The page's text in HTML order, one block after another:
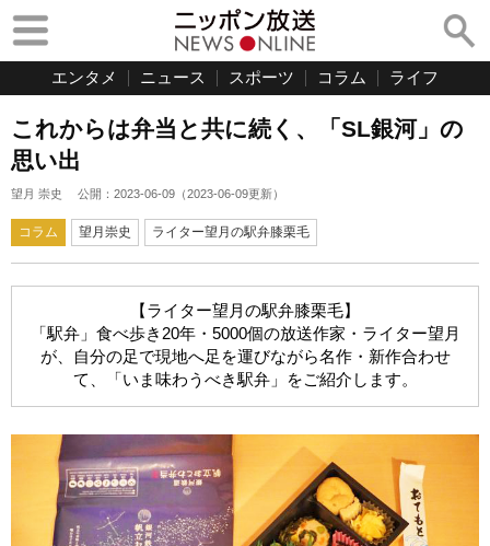
エンタメ ニュース スポーツ コラム ライフ
これからは弁当と共に続く、「SL銀河」の
思い出
望月 崇史 公開： 2023-06-09 （2023-06-09更新）
コラム 望月崇史 ライター望月の駅弁膝栗毛
【ライター望月の駅弁膝栗毛】
「駅弁」食べ歩き20年・5000個の放送作家・ライター望月
が、自分の足で現地へ足を運びながら名作・新作合わせ
て、「いま味わうべき駅弁」をご紹介します。